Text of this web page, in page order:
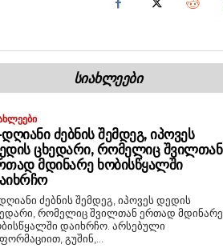
ᲡᲘᲐᲮᲚᲔᲔᲑᲘ
ᲫᲔᲑᲜᲘᲡ ᲨᲔᲛᲓᲔᲒ, ᲘᲞᲝᲕᲔᲡ
ᲪᲮᲔᲓᲐᲠᲘ, ᲠᲝᲛᲔᲚᲘᲪ ᲨᲕᲘᲚᲗᲐᲜ
ᲛᲓᲘᲜᲐᲠᲔ ᲮᲝᲑᲘᲡᲬᲧᲐᲚᲨᲘ
ძებნის შემდეგ, იპოვეს დედის
რომელიც შვილთან ერთად მდინარე
დაიხრჩო. არსებული
გუშინ,...